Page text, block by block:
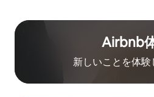
Airbnb
新しいことを体験